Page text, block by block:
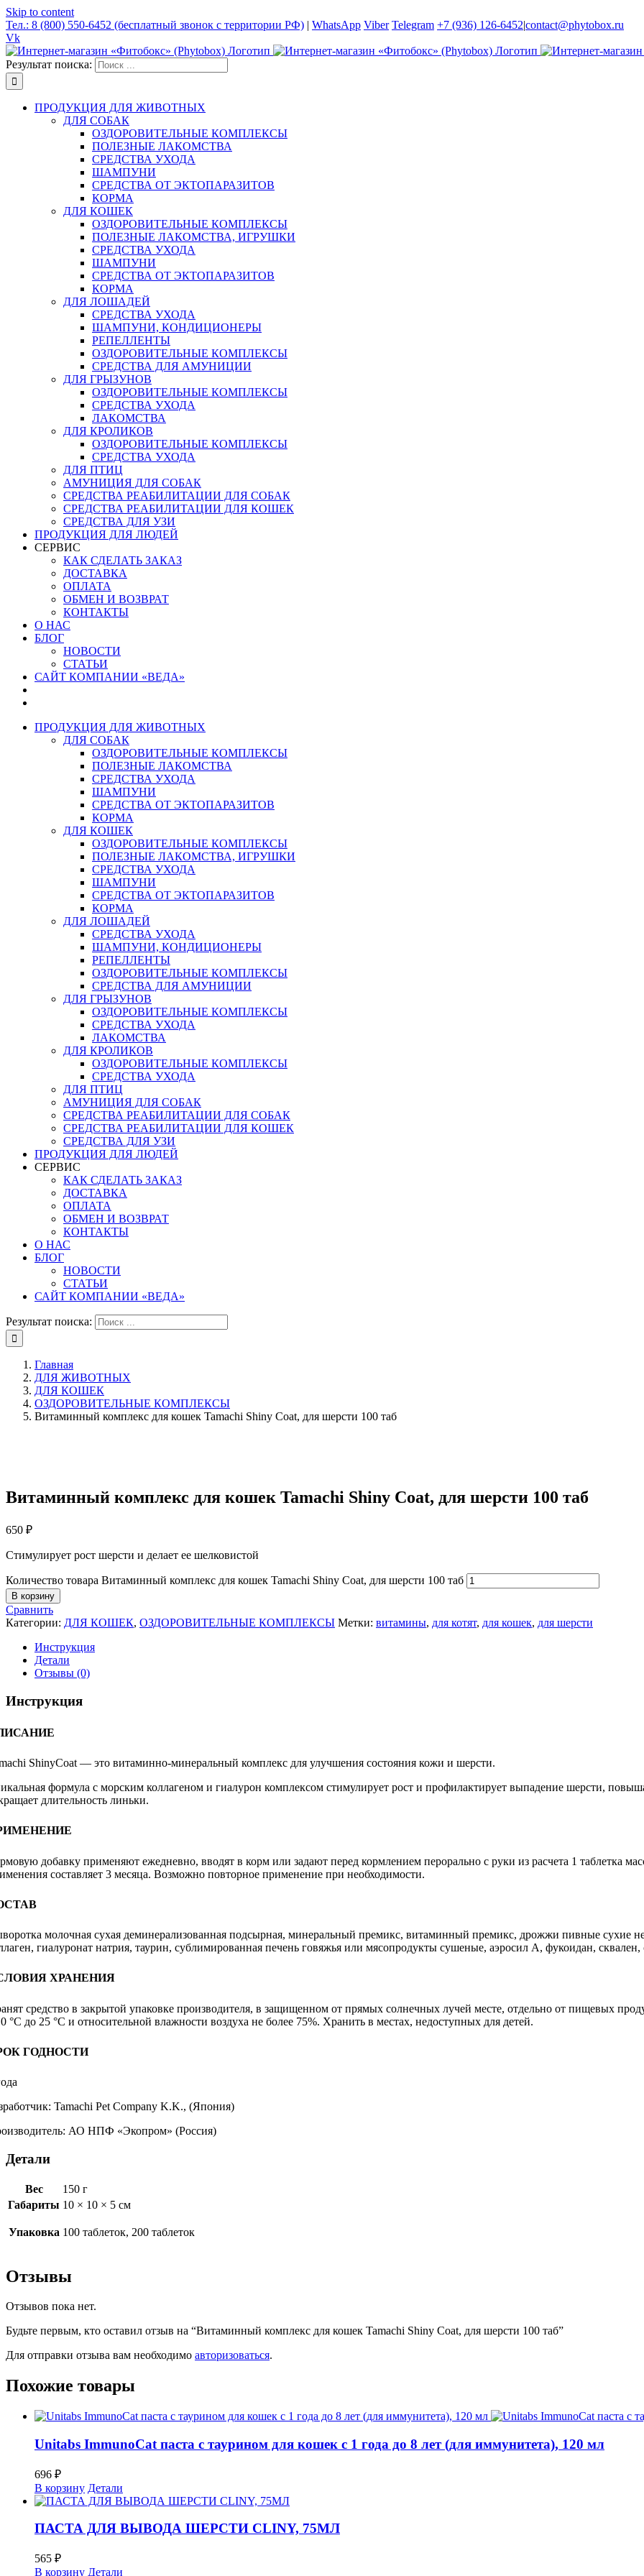
Skip to content
Тел.: 8 (800) 550-6452 (бесплатный звонок с территории РФ) | WhatsApp Viber Telegram +7 (936) 126-6452|contact@phytobox.ru
Vk
Результат поиска:
ПРОДУКЦИЯ ДЛЯ ЖИВОТНЫХ
ДЛЯ СОБАК
ОЗДОРОВИТЕЛЬНЫЕ КОМПЛЕКСЫ
ПОЛЕЗНЫЕ ЛАКОМСТВА
СРЕДСТВА УХОДА
ШАМПУНИ
СРЕДСТВА ОТ ЭКТОПАРАЗИТОВ
КОРМА
ДЛЯ КОШЕК
ОЗДОРОВИТЕЛЬНЫЕ КОМПЛЕКСЫ
ПОЛЕЗНЫЕ ЛАКОМСТВА, ИГРУШКИ
СРЕДСТВА УХОДА
ШАМПУНИ
СРЕДСТВА ОТ ЭКТОПАРАЗИТОВ
КОРМА
ДЛЯ ЛОШАДЕЙ
СРЕДСТВА УХОДА
ШАМПУНИ, КОНДИЦИОНЕРЫ
РЕПЕЛЛЕНТЫ
ОЗДОРОВИТЕЛЬНЫЕ КОМПЛЕКСЫ
СРЕДСТВА ДЛЯ АМУНИЦИИ
ДЛЯ ГРЫЗУНОВ
ОЗДОРОВИТЕЛЬНЫЕ КОМПЛЕКСЫ
СРЕДСТВА УХОДА
ЛАКОМСТВА
ДЛЯ КРОЛИКОВ
ОЗДОРОВИТЕЛЬНЫЕ КОМПЛЕКСЫ
СРЕДСТВА УХОДА
ДЛЯ ПТИЦ
АМУНИЦИЯ ДЛЯ СОБАК
СРЕДСТВА РЕАБИЛИТАЦИИ ДЛЯ СОБАК
СРЕДСТВА РЕАБИЛИТАЦИИ ДЛЯ КОШЕК
СРЕДСТВА ДЛЯ УЗИ
ПРОДУКЦИЯ ДЛЯ ЛЮДЕЙ
СЕРВИС
КАК СДЕЛАТЬ ЗАКАЗ
ДОСТАВКА
ОПЛАТА
ОБМЕН И ВОЗВРАТ
КОНТАКТЫ
О НАС
БЛОГ
НОВОСТИ
СТАТЬИ
САЙТ КОМПАНИИ «ВЕДА»
ПРОДУКЦИЯ ДЛЯ ЖИВОТНЫХ
ДЛЯ СОБАК
ОЗДОРОВИТЕЛЬНЫЕ КОМПЛЕКСЫ
ПОЛЕЗНЫЕ ЛАКОМСТВА
СРЕДСТВА УХОДА
ШАМПУНИ
СРЕДСТВА ОТ ЭКТОПАРАЗИТОВ
КОРМА
ДЛЯ КОШЕК
ОЗДОРОВИТЕЛЬНЫЕ КОМПЛЕКСЫ
ПОЛЕЗНЫЕ ЛАКОМСТВА, ИГРУШКИ
СРЕДСТВА УХОДА
ШАМПУНИ
СРЕДСТВА ОТ ЭКТОПАРАЗИТОВ
КОРМА
ДЛЯ ЛОШАДЕЙ
СРЕДСТВА УХОДА
ШАМПУНИ, КОНДИЦИОНЕРЫ
РЕПЕЛЛЕНТЫ
ОЗДОРОВИТЕЛЬНЫЕ КОМПЛЕКСЫ
СРЕДСТВА ДЛЯ АМУНИЦИИ
ДЛЯ ГРЫЗУНОВ
ОЗДОРОВИТЕЛЬНЫЕ КОМПЛЕКСЫ
СРЕДСТВА УХОДА
ЛАКОМСТВА
ДЛЯ КРОЛИКОВ
ОЗДОРОВИТЕЛЬНЫЕ КОМПЛЕКСЫ
СРЕДСТВА УХОДА
ДЛЯ ПТИЦ
АМУНИЦИЯ ДЛЯ СОБАК
СРЕДСТВА РЕАБИЛИТАЦИИ ДЛЯ СОБАК
СРЕДСТВА РЕАБИЛИТАЦИИ ДЛЯ КОШЕК
СРЕДСТВА ДЛЯ УЗИ
ПРОДУКЦИЯ ДЛЯ ЛЮДЕЙ
СЕРВИС
КАК СДЕЛАТЬ ЗАКАЗ
ДОСТАВКА
ОПЛАТА
ОБМЕН И ВОЗВРАТ
КОНТАКТЫ
О НАС
БЛОГ
НОВОСТИ
СТАТЬИ
САЙТ КОМПАНИИ «ВЕДА»
Результат поиска:
Главная
ДЛЯ ЖИВОТНЫХ
ДЛЯ КОШЕК
ОЗДОРОВИТЕЛЬНЫЕ КОМПЛЕКСЫ
Витаминный комплекс для кошек Tamachi Shiny Coat, для шерсти 100 таб
Витаминный комплекс для кошек Tamachi Shiny Coat, для шерсти 100 таб
650 ₽
Стимулирует рост шерсти и делает ее шелковистой
Количество товара Витаминный комплекс для кошек Tamachi Shiny Coat, для шерсти 100 таб
В корзину
Сравнить
Категории: ДЛЯ КОШЕК, ОЗДОРОВИТЕЛЬНЫЕ КОМПЛЕКСЫ Метки: витамины, для котят, для кошек, для шерсти
Инструкция
Детали
Отзывы (0)
Инструкция
ShinyCoat — это витаминно-минеральный комплекс для улучшения состояния кожи и шерсти.
формула с морским коллагеном и гиалурон комплексом стимулирует рост и профилактирует выпадение шерсти,
длительность линьки.
добавку применяют ежедневно, вводят в корм или задают перед кормлением перорально с руки из расчета 1 таблетка
составляет 3 месяца. Возможно повторное применение при необходимости.
молочная сухая деминерализованная подсырная, минеральный премикс, витаминный премикс, дрожжи пивные сухие
гиалуронат натрия, таурин, сублимированная печень говяжья или мясопродукты сушеные, аэросил А, фукоидан, сквален,
ХРАНЕНИЯ
средство в закрытой упаковке производителя, в защищенном от прямых солнечных лучей месте, отдельно от пищевых
°C до 25 °C и относительной влажности воздуха не более 75%. Хранить в местах, недоступных для детей.
ГОДНОСТИ
Tamaсhi Pet Company K.K., (Япония)
АО НПФ «Экопром» (Россия)
Детали
Вес
150 г
Габариты 10 × 10 × 5 см
Упаковка 100 таблеток, 200 таблеток
Отзывы
Отзывов пока нет.
Будьте первым, кто оставил отзыв на “Витаминный комплекс для кошек Tamachi Shiny Coat, для шерсти 100 таб”
Для отправки отзыва вам необходимо авторизоваться.
Похожие товары
Unitabs ImmunoCat паста с таурином для кошек с 1 года до 8 лет (для иммунитета), 120 мл
696 ₽
В корзину Детали
ПАСТА ДЛЯ ВЫВОДА ШЕРСТИ CLINY, 75МЛ
565 ₽
В корзину Детали